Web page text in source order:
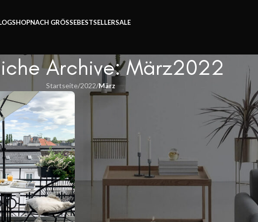
SHOPNACH GRÖSSE BESTSELLERSALE
Archive: März2022
Startseite/2022/März